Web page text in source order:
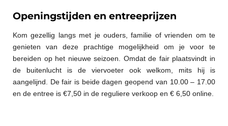
Openingstijden en entreeprijzen
Kom gezellig langs met je ouders, familie of vrienden om te
genieten van deze prachtige mogelijkheid om je voor te
bereiden op het nieuwe seizoen. Omdat de fair plaatsvindt in
de buitenlucht is de viervoeter ook welkom, mits hij is
aangelijnd. De fair is beide dagen geopend van 10.00 – 17.00
en de entree is €7,50 in de reguliere verkoop en € 6,50 online.